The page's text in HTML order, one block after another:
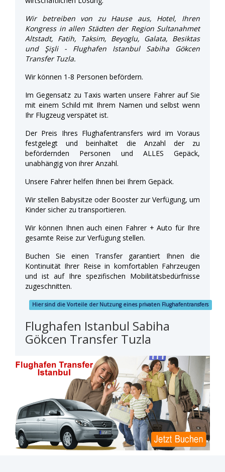
Wir betreiben von zu Hause aus, Hotel, Ihren
Kongress in allen Städten der Region Sultanahmet
Altstadt, Fatih, Taksim, Beyoglu, Galata, Besiktas
und Şişli - Flughafen Istanbul Sabiha Gökcen
Transfer Tuzla.
Wir können 1-8 Personen befördern.
Im Gegensatz zu Taxis warten unsere Fahrer auf Sie
mit einem Schild mit Ihrem Namen und selbst wenn
Ihr Flugzeug verspätet ist.
Der Preis Ihres Flughafentransfers wird im Voraus
festgelegt und beinhaltet die Anzahl der zu
befördernden Personen und ALLES Gepäck,
unabhängig von ihrer Anzahl.
Unsere Fahrer helfen Ihnen bei Ihrem Gepäck.
Wir stellen Babysitze oder Booster zur Verfügung, um
Kinder sicher zu transportieren.
Wir können Ihnen auch einen Fahrer + Auto für Ihre
gesamte Reise zur Verfügung stellen.
Buchen Sie einen Transfer garantiert Ihnen die
Kontinuität Ihrer Reise in komfortablen Fahrzeugen
und ist auf Ihre spezifischen Mobilitätsbedürfnisse
zugeschnitten.
Hier sind die Vorteile der Nutzung eines privaten Flughafentransfers
Flughafen Istanbul Sabiha
Gökcen Transfer Tuzla